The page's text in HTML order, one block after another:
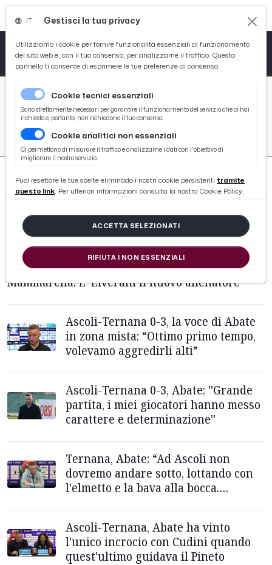
/ Picenotime
/ #ignazio-abate
#IGNAZIO-ABATE
12 ARTICOLI
Serie C, la Ternana esonera Abate ed il ds
Mammarella. E' Liverani il nuovo allenatore
Ascoli-Ternana 0-3, la voce di Abate
in zona mista: “Ottimo primo tempo,
volevamo aggredirli alti”
Ascoli-Ternana 0-3, Abate: ''Grande
partita, i miei giocatori hanno messo
carattere e determinazione''
Ternana, Abate: “Ad Ascoli non
dovremo andare sotto, lottando con
l'elmetto e la bava alla bocca.
Ascoli-Ternana, Abate ha vinto
l'unico incrocio con Cudini quando
quest'ultimo guidava il Pineto
Gestisci la tua privacy
Utilizziamo i cookie per fornire funzionalità essenziali al funzionamento
del sito web e, con il tuo consenso, per analizzarne il traffico. Questo
pannello ti consente di esprimere le tue preferenze di consenso.
Cookie tecnici essenziali
Sono strettamente necessari per garantire il funzionamento del servizio che ci hai
richiesto e, pertanto, non richiedono il tuo consenso.
Cookie analitici non essenziali
Ci permettono di misurare il traffico e analizzarne i dati con l'obiettivo di
migliorare il nostro servizio.
Puoi resettare le tue scelte eliminado i nostri cookie persistenti tramite
questo link. Per ulteriori informazioni consulta la nostra Cookie Policy.
ACCETTA SELEZIONATI
RIFIUTA I NON ESSENZIALI
Tutto News
Tutto Sport
Basket
Ciclismo
Tutto Curiosità